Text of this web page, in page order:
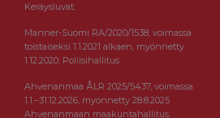
Keräysluvat:
Manner-Suomi RA/2020/1538, voimassa
toistaiseksi 1.1.2021 alkaen, myönnetty
1.12.2020, Poliisihallitus.
Ahvenanmaa ÅLR 2025/5437, voimassa
1.1.–31.12.2026, myönnetty 28.8.2025
Ahvenanmaan maakuntahallitus.